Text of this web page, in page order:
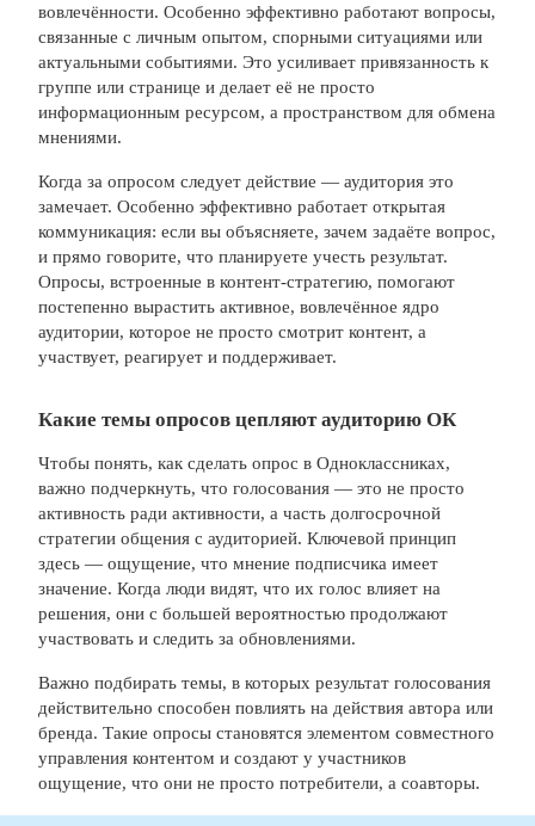
вовлечённости. Особенно эффективно работают вопросы,
связанные с личным опытом, спорными ситуациями или
актуальными событиями. Это усиливает привязанность к
группе или странице и делает её не просто
информационным ресурсом, а пространством для обмена
мнениями.
Когда за опросом следует действие — аудитория это
замечает. Особенно эффективно работает открытая
коммуникация: если вы объясняете, зачем задаёте вопрос,
и прямо говорите, что планируете учесть результат.
Опросы, встроенные в контент-стратегию, помогают
постепенно вырастить активное, вовлечённое ядро
аудитории, которое не просто смотрит контент, а
участвует, реагирует и поддерживает.
Какие темы опросов цепляют аудиторию ОК
Чтобы понять, как сделать опрос в Одноклассниках,
важно подчеркнуть, что голосования — это не просто
активность ради активности, а часть долгосрочной
стратегии общения с аудиторией. Ключевой принцип
здесь — ощущение, что мнение подписчика имеет
значение. Когда люди видят, что их голос влияет на
решения, они с большей вероятностью продолжают
участвовать и следить за обновлениями.
Важно подбирать темы, в которых результат голосования
действительно способен повлиять на действия автора или
бренда. Такие опросы становятся элементом совместного
управления контентом и создают у участников
ощущение, что они не просто потребители, а соавторы.